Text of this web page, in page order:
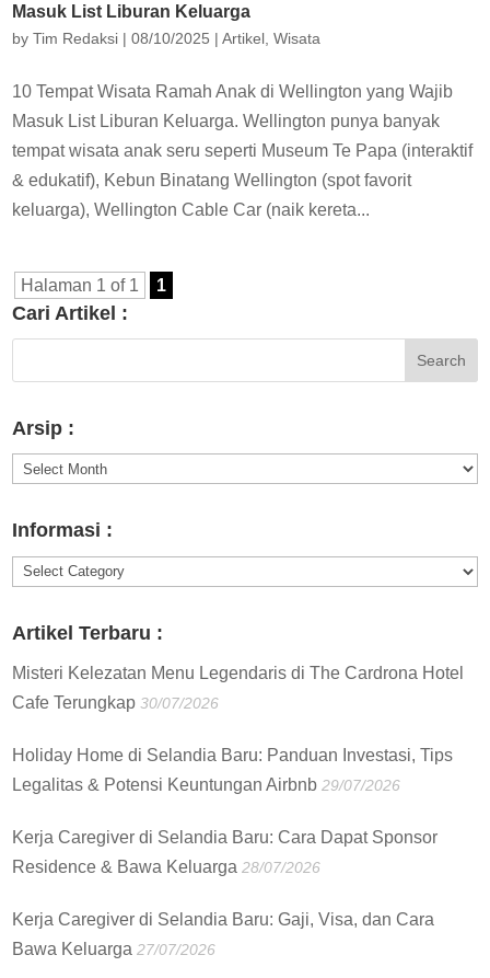
Masuk List Liburan Keluarga
byTim Redaksi |08/10/2025 |Artikel ,Wisata
10 Tempat Wisata Ramah Anak di Wellington yang Wajib
Masuk List Liburan Keluarga. Wellington punya banyak
tempat wisata anak seru seperti Museum Te Papa (interaktif
& edukatif), Kebun Binatang Wellington (spot favorit
keluarga), Wellington Cable Car (naik kereta...
Halaman 1 of 1 1
Cari Artikel :
Arsip :
Arsip
Informasi :
Informasi
Artikel Terbaru :
Misteri Kelezatan Menu Legendaris di The Cardrona Hotel
Cafe Terungkap 30/07/2026
Holiday Home di Selandia Baru: Panduan Investasi, Tips
Legalitas & Potensi Keuntungan Airbnb 29/07/2026
Kerja Caregiver di Selandia Baru: Cara Dapat Sponsor
Residence & Bawa Keluarga 28/07/2026
Kerja Caregiver di Selandia Baru: Gaji, Visa, dan Cara
Bawa Keluarga 27/07/2026